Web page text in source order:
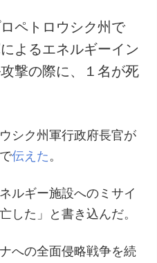
購読
フォトバンク
ペトロウシク州で
よるエネルギーイン
撃の際に、１名が死
シク州軍行政府長官が
伝えた 。
ルギー施設へのミサイ
した」と書き込んだ。
への全面侵略戦争を続